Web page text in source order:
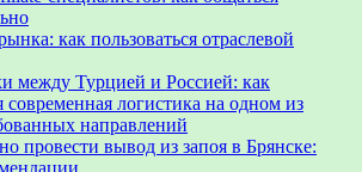
как пользоваться отраслевой
между Турцией и Россией: как
современная логистика на одном из
направлений
провести вывод из запоя в Брянске: